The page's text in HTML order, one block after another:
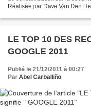
Réalisée par Dave Van Den
LE TOP 10 DES
GOOGLE 2011
Publié le 21/12/2011 à 00:27
Par Abel Carballiño